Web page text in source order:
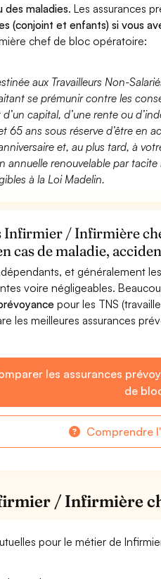
des maladies. Les assurances
(conjoint et enfants) si vous
chef de bloc opératoire:
aux Travailleurs Non-
se prémunir contre les
capital, d’une rente ou
65 ans sous réserve d’être en
et, au plus tard, à
annuelle renouvelable par
à la Loi Madelin.
Infirmier / Infirmière
cas de maladie,
et généralement
voire négligeables.
pour les TNS
les meilleures assurances
les assurances
de
Comprendre
/ Infirmière
pour le métier de